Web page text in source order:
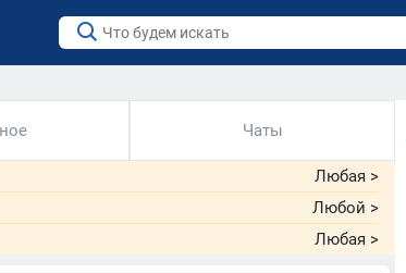
Чаты
Любая >
Любой >
Любая >